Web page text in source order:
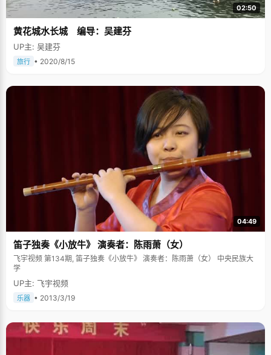
02:50
黄花城水长城 编导：吴建芬
UP主: 吴建芬
旅行 • 2020/8/15
04:49
笛子独奏《小放牛》 演奏者：陈雨萧（女）
飞宇视频 第134期, 笛子独奏《小放牛》 演奏者：陈雨萧（女） 中央民族大
学
UP主: 飞宇视频
乐器 • 2013/3/19